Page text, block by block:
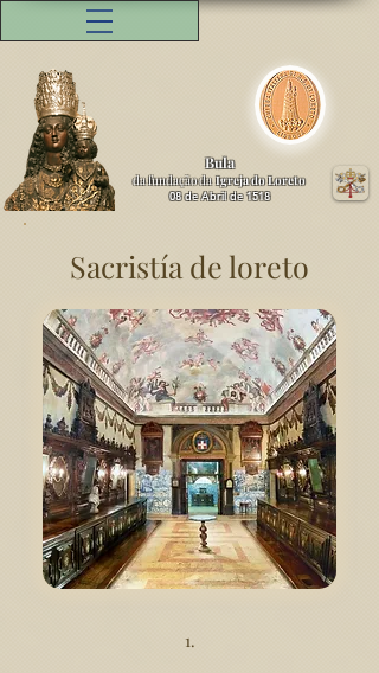
Bula
da fundação da Igreja do Loreto
08 de Abril de 1518
Sacristía de loreto
1.